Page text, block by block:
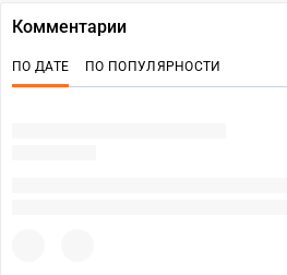
Комментарии
ПО ДАТЕ ПО ПОПУЛЯРНОСТИ